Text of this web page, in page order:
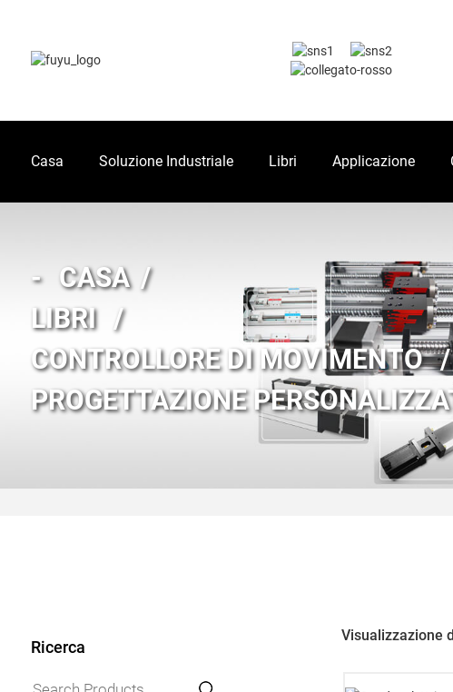
Casa Soluzione Industriale Libri Applicazione
CASA
LIBRI
CONTROLLORE DI MOVIMENTO
PROGETTAZIONE
Ricerca
Visualizzazione